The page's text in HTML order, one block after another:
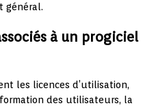
général.
à un progiciel
les licences d’utilisation,
des utilisateurs, la